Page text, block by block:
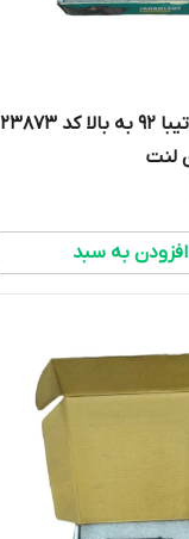
لنت ترمز جلو تیبا 92 به بالا کد 23873
لنت
افزودن به سبد